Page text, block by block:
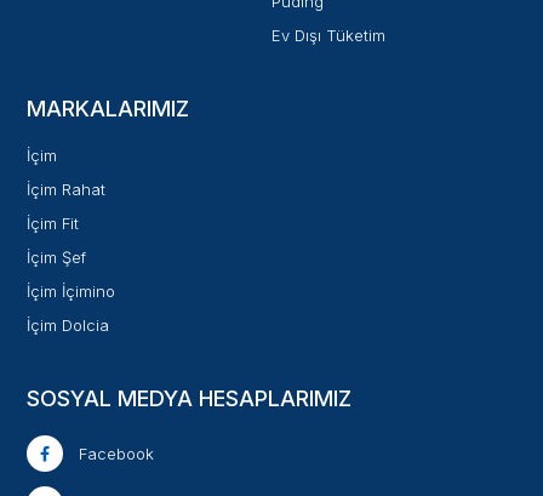
Ev Dışı Tüketim
MARKALARIMIZ
İçim
İçim Rahat
İçim Fit
İçim Şef
İçim İçimino
İçim Dolcia
SOSYAL MEDYA HESAPLARIMIZ
Facebook